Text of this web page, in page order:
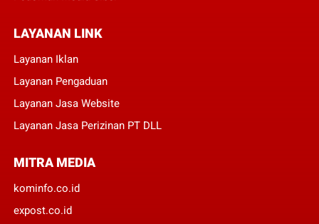
LAYANAN LINK
Layanan Iklan
Layanan Pengaduan
Layanan Jasa Website
Layanan Jasa Perizinan PT DLL
MITRA MEDIA
kominfo.co.id
expost.co.id